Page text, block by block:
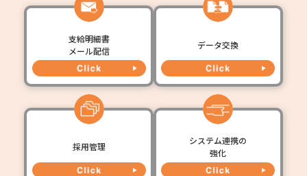
支給明細書
メール配信
データ交換
採用管理
システム連携の
強化